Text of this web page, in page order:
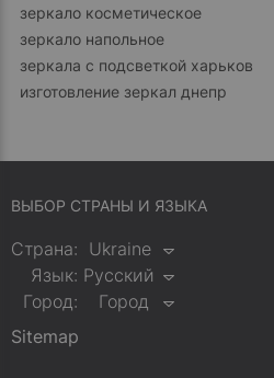
зеркало косметическое
зеркало напольное
зеркала с подсветкой харьков
изготовление зеркал днепр
ВЫБОР СТРАНЫ И ЯЗЫКА
Страна: Ukraine
Язык: Русский
Город:
Город
Sitemap